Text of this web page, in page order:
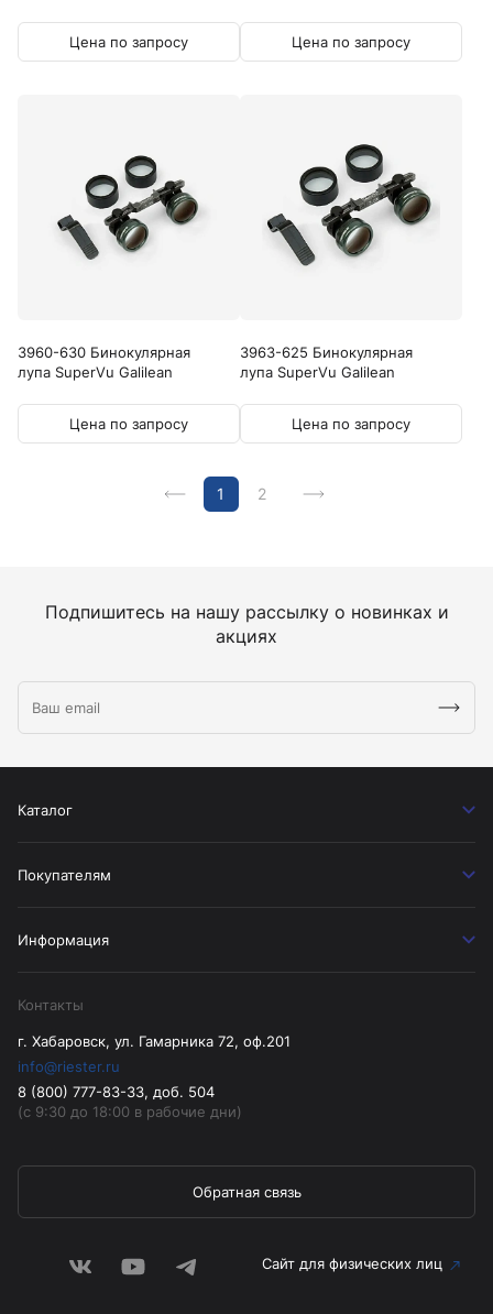
Цена по запросу Цена по запросу
3960-630 Бинокулярная
лупа SuperVu Galilean
Цена по запросу
3963-625 Бинокулярная
лупа SuperVu Galilean
Цена по запросу
1 2
Подпишитесь на нашу рассылку о новинках и
акциях
Каталог
Покупателям
Информация
Контакты
г. Хабаровск, ул. Гамарника 72, оф.201
info@riester.ru
8 (800) 777-83-33, доб. 504
(с 9:30 до 18:00 в рабочие дни)
Обратная связь
Сайт для физических лиц